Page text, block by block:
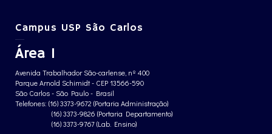
Campus USP São Carlos
Área 1
Avenida Trabalhador São-carlense, nº 400
Parque Arnold Schimidt - CEP 13566-590
São Carlos - São Paulo - Brasil
Telefones: (16) 3373-9672 (Portaria Administração)
(16) 3373-9826 (Portaria Departamento)
(16) 3373-9767 (Lab. Ensino)